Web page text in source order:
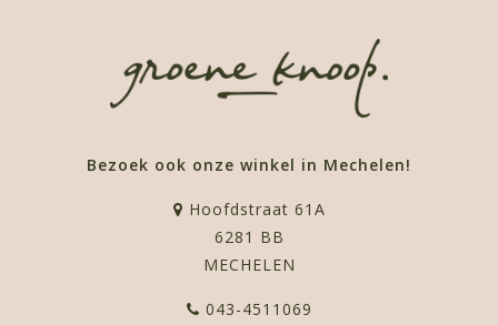
Bezoek ook onze winkel in Mechelen!
Hoofdstraat 61A
6281 BB
MECHELEN
043-4511069